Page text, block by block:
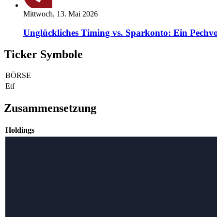
Mittwoch, 13. Mai 2026
Unglückliches Timing vs. Sparkonto: Ein
Ticker Symbole
BÖRSE
Etf
Zusammensetzung
Holdings